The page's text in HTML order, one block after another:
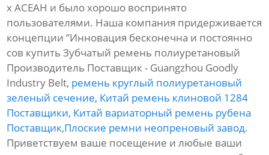
х АСЕАН и было хорошо воспринято
пользователями. Наша компания придерживается
концепции ”Инновация бесконечна и постоянно
сов купить Зубчатый ремень полиуретановый
Производитель Поставщик - Guangzhou Goodly
Industry Belt, ремень круглый полиуретановый
зеленый сечение, Китай ремень клиновой 1284
Поставщики, Китай вариаторный ремень рубена
Поставщик,Плоские ремни неопреновый завод.
Приветствуем ваше посещение и любые ваши